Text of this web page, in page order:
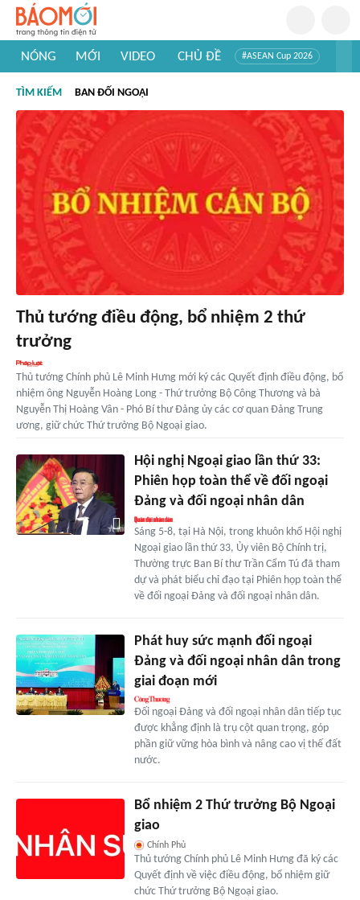
NÓNG MỚI VIDEO CHỦ ĐỀ #ASEAN Cup 2026
#Khám phá thế giới
TÌM KIẾM BAN ĐỐI NGOẠI
Thủ tướng điều động, bổ nhiệm 2 thứ
trưởng
Thủ tướng Chính phủ Lê Minh Hưng mới ký các Quyết định điều động, bổ
nhiệm ông Nguyễn Hoàng Long - Thứ trưởng Bộ Công Thương và bà
Nguyễn Thị Hoàng Vân - Phó Bí thư Đảng ủy các cơ quan Đảng Trung
ương, giữ chức Thứ trưởng Bộ Ngoại giao.
Hội nghị Ngoại giao lần thứ 33:
Phiên họp toàn thể về đối ngoại
Đảng và đối ngoại nhân dân
Sáng 5-8, tại Hà Nội, trong khuôn khổ Hội nghị
Ngoại giao lần thứ 33, Ủy viên Bộ Chính trị,
Thường trực Ban Bí thư Trần Cẩm Tú đã tham
dự và phát biểu chỉ đạo tại Phiên họp toàn thể
về đối ngoại Đảng và đối ngoại nhân dân.
Phát huy sức mạnh đối ngoại
Đảng và đối ngoại nhân dân trong
giai đoạn mới
Đối ngoại Đảng và đối ngoại nhân dân tiếp tục
được khẳng định là trụ cột quan trọng, góp
phần giữ vững hòa bình và nâng cao vị thế đất
nước.
Bổ nhiệm 2 Thứ trưởng Bộ Ngoại
giao
Chính Phủ
Thủ tướng Chính phủ Lê Minh Hưng đã ký các
Quyết định về việc điều động, bổ nhiệm giữ
chức Thứ trưởng Bộ Ngoại giao.